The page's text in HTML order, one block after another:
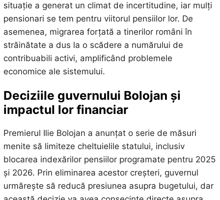
situație a generat un climat de incertitudine, iar mulți
pensionari se tem pentru viitorul pensiilor lor. De
asemenea, migrarea forțată a tinerilor români în
străinătate a dus la o scădere a numărului de
contribuabili activi, amplificând problemele
economice ale sistemului.
Deciziile guvernului Bolojan și
impactul lor financiar
Premierul Ilie Bolojan a anunțat o serie de măsuri
menite să limiteze cheltuielile statului, inclusiv
blocarea indexărilor pensiilor programate pentru 2025
și 2026. Prin eliminarea acestor creșteri, guvernul
urmărește să reducă presiunea asupra bugetului, dar